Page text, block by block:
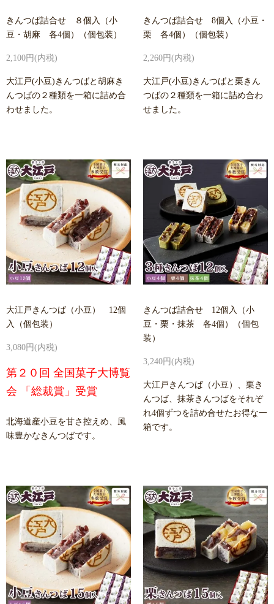
きんつば詰合せ ８個入（小
豆・胡麻 各4個）（個包装）
2,100円(内税)
大江戸(小豆)きんつばと胡麻き
んつばの２種類を一箱に詰め合
わせました。
きんつば詰合せ 8個入（小豆・
栗 各4個）（個包装）
2,260円(内税)
大江戸(小豆)きんつばと栗きん
つばの２種類を一箱に詰め合わ
せました。
大江戸きんつば（小豆） 12個
入（個包装）
3,080円(内税)
第２０回 全国菓子大博覧
会 「総裁賞」受賞
北海道産小豆を甘さ控えめ、風
味豊かなきんつばです。
きんつば詰合せ 12個入（小
豆・栗・抹茶 各4個）（個包
装）
3,240円(内税)
大江戸きんつば（小豆）、栗き
んつば、抹茶きんつばをそれぞ
れ4個ずつを詰め合せたお得な一
箱です。